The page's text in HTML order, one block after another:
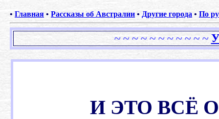
• Главная • Рассказы об Австралии • Другие города • По
~ ~ ~ ~ ~ ~ ~ ~ ~ ~ ~
И ЭТО ВСЁ